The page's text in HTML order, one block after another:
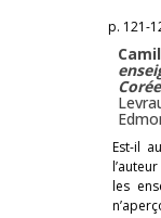
p. 121-
Corée
Est-il
les